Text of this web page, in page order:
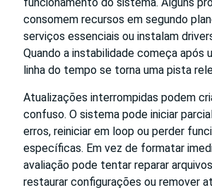
consomem recursos em segundo
serviços essenciais ou instalam
Quando a instabilidade começa após
linha do tempo se torna uma pista
Atualizações interrompidas podem
confuso. O sistema pode iniciar
erros, reiniciar em loop ou perder
específicas. Em vez de formatar
avaliação pode tentar reparar
restaurar configurações ou remover